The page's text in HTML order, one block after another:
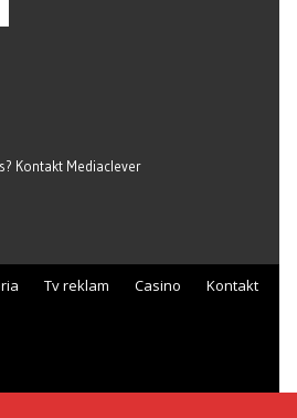
Kontakt Mediaclever
Tv reklam Casino Kontakt